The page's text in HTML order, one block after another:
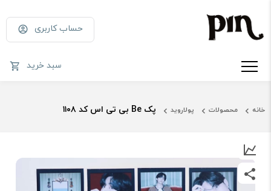
حساب کاربری
سبد خرید
خانه محصولات پولاروید پک Be بی تی اس کد ۱۱۰۸